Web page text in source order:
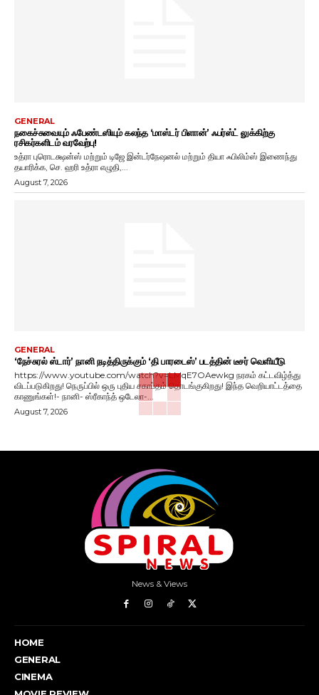
GENERAL
நகைச்சுவையும் ஃபேண்டஸியும் கலந்த ‘மாஸ்டர் பிளான்’ ஃபர்ஸ்ட் லுக்கிற்கு
ரசிகர்களிடம் வரவேற்பு!
உத்ரா புரொடக்ஷன்ஸ் மற்றும் டிஜே இன்டர்நேஷனல் மற்றும் தியா ஃபிலிம்ஸ் இணைந்து
தயாரிக்க, செ. ஹரி உத்ரா எழுதி,...
August 7, 2026
GENERAL
‘நேச்சுரல் ஸ்டார்’ நானி நடித்திருக்கும் ‘தி பாரடைஸ்’ படத்தின் டீசர் வெளியீடு
https://www.youtube.com/watch?v=LMqE7OAewkg நரகம் கட்டவிழ்த்து
விடப்படுகிறது! நெருப்பில் ஒரு புதிய சகாப்தம் தொடங்குகிறது! இந்த வெறியாட்டத்தை
காணுங்கள்!- நானி- ஸ்ரீகாந்த் ஒடேலா-...
August 7, 2026
News & Views
HOME
GENERAL
CINEMA